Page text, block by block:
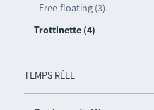
Free-floating (3)
Trottinette (4)
TEMPS RÉEL